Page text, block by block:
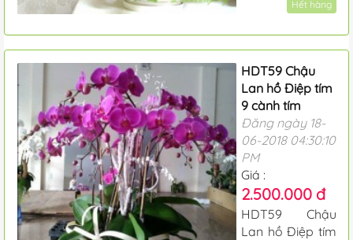
Hết hàng
HDT59 Chậu
Lan hồ Điệp tím
9 cành tím
Đăng ngày 18-
06-2018 04:30:10
PM
Giá :
2.500.000 đ
HDT59 Chậu
Lan hồ Điệp tím